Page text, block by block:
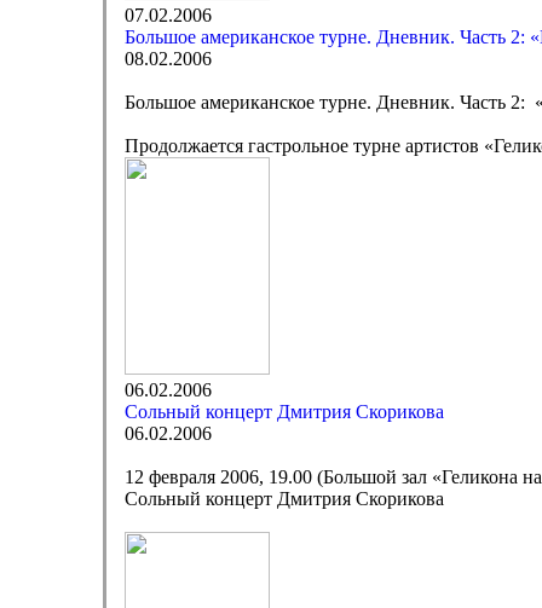
07.02.2006
Большое американское турне. Дневник. Часть 2:
08.02.2006
Большое американское турне. Дневник. Часть 2:
Продолжается гастрольное турне артистов
06.02.2006
Сольный концерт Дмитрия Скорикова
06.02.2006
12 февраля 2006, 19.00 (Большой зал «Геликона
Сольный концерт Дмитрия Скорикова